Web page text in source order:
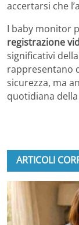
accertarsi che
I baby monitor
registrazione
significativi
rappresentano
sicurezza, ma
quotidiana
ARTICOLI